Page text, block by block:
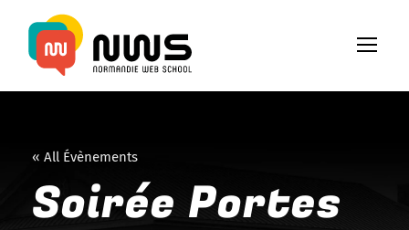
« All Évènements
Soirée Portes